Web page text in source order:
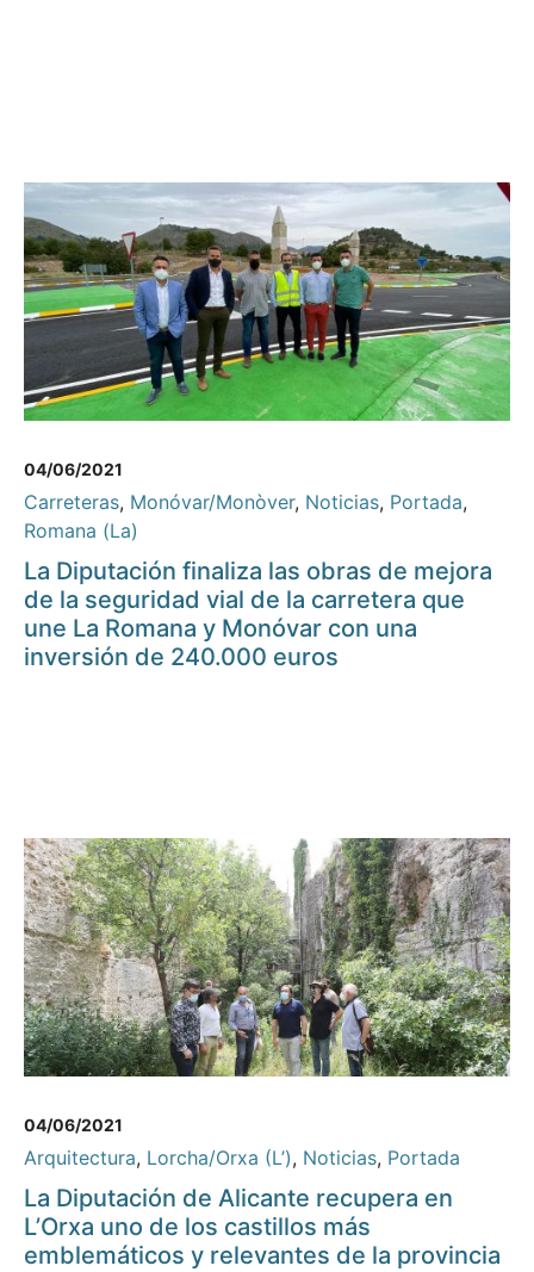
04/06/2021
Carreteras, Monóvar/Monòver, Noticias, Portada,
Romana (La)
La Diputación finaliza las obras de mejora
de la seguridad vial de la carretera que
une La Romana y Monóvar con una
inversión de 240.000 euros
04/06/2021
Arquitectura, Lorcha/Orxa (L’), Noticias, Portada
La Diputación de Alicante recupera en
L’Orxa uno de los castillos más
emblemáticos y relevantes de la provincia